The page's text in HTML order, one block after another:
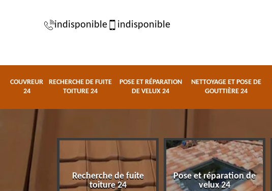
indisponible indisponible
COUVREUR
24
RECHERCHE DE FUITE
TOITURE 24
POSE ET RÉPARATION
DE VELUX 24
NETTOYAGE ET POSE DE
GOUTTIÈRE 24
Recherche de fuite
toiture 24
Pose et réparation de
velux 24